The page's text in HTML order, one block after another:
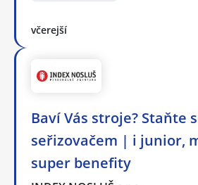
včerejší
Baví Vás stroje? Staňte
seřizovačem | i junior,
super benefity